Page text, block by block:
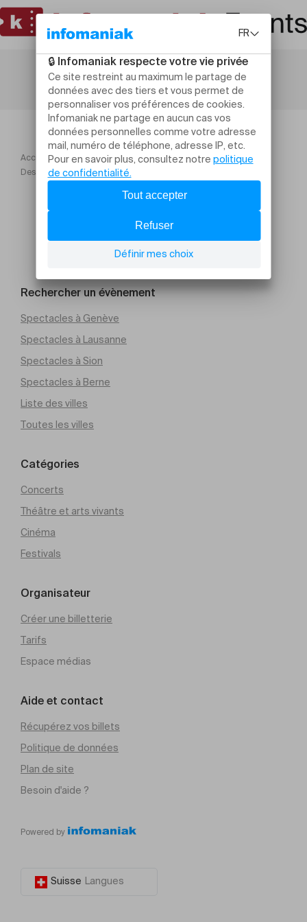
Accueil
Ateliers et stages
Des plantes aux soins naturels & repas
Rechercher un évènement
Spectacles à Genève
Spectacles à Lausanne
Spectacles à Sion
Spectacles à Berne
Liste des villes
Toutes les villes
Catégories
Concerts
Théâtre et arts vivants
Cinéma
Festivals
Organisateur
Créer une billetterie
Tarifs
Espace médias
Aide et contact
Récupérez vos billets
Politique de données
Plan de site
Besoin d'aide ?
Powered by
Suisse Langues